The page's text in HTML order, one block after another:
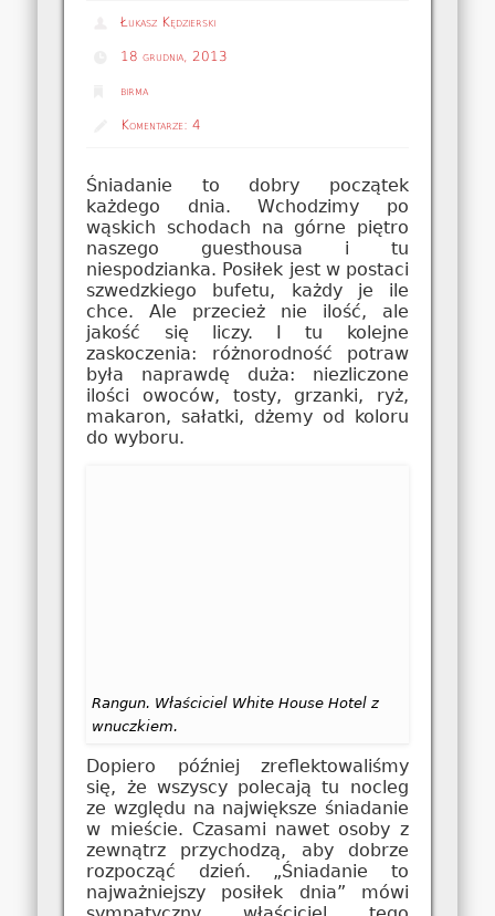
Łukasz Kędzierski
18 grudnia, 2013
birma
Komentarze:4
Śniadanie to dobry początek
każdego dnia. Wchodzimy po
wąskich schodach na górne piętro
naszego guesthousa i tu
niespodzianka. Posiłek jest w postaci
szwedzkiego bufetu, każdy je ile
chce. Ale przecież nie ilość, ale
jakość się liczy. I tu kolejne
zaskoczenia: różnorodność potraw
była naprawdę duża: niezliczone
ilości owoców, tosty, grzanki, ryż,
makaron, sałatki, dżemy od koloru
do wyboru.
Rangun. Właściciel White House Hotel z
wnuczkiem.
Dopiero później zreflektowaliśmy
się, że wszyscy polecają tu nocleg
ze względu na największe śniadanie
w mieście. Czasami nawet osoby z
zewnątrz przychodzą, aby dobrze
rozpocząć dzień. „Śniadanie to
najważniejszy posiłek dnia” mówi